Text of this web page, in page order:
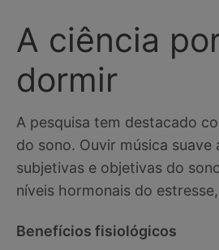
A ciência
dormir
A pesquisa tem destacado
do sono. Ouvir música
subjetivas e objetivas do
níveis hormonais do
Benefícios fisiológicos